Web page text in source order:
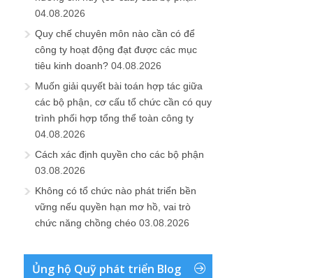
04.08.2026
Quy chế chuyên môn nào cần có để
công ty hoạt động đạt được các mục
tiêu kinh doanh? 04.08.2026
Muốn giải quyết bài toán hợp tác giữa
các bộ phận, cơ cấu tổ chức cần có quy
trình phối hợp tổng thể toàn công ty
04.08.2026
Cách xác định quyền cho các bộ phận
03.08.2026
Không có tổ chức nào phát triển bền
vững nếu quyền hạn mơ hồ, vai trò
chức năng chồng chéo 03.08.2026
Ủng hộ Quỹ phát triển Blog